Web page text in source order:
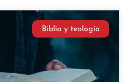
Biblia y teología